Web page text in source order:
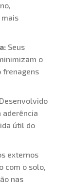
Seus
o
frenagens
Desenvolvido
aderência
útil do
externos
com o solo,
nas